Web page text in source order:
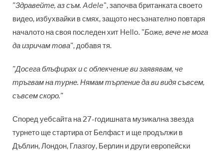
"Здравейте, аз съм. Adele", започва британката своето
видео, избухвайки в смях, защото несъзнателно повтаря
началото на своя последен хит Hello. "Боже, вече не мога
да изричам това", добавя тя.
"Досега блъфирах и с облекчение ви заявявам, че
тръгвам на турне. Нямам търпение да ви видя съвсем,
съвсем скоро."
Според уебсайта на 27-годишната музикална звезда
турнето ще стартира от Белфаст и ще продължи в
Дъблин, Лондон, Глазгоу, Берлин и други европейски